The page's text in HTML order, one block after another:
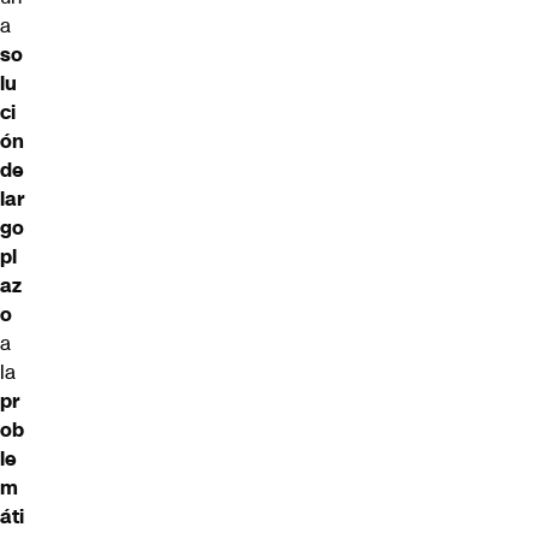
a
so
lu
ci
ón
de
lar
go
pl
az
o
a
la
pr
ob
le
m
áti